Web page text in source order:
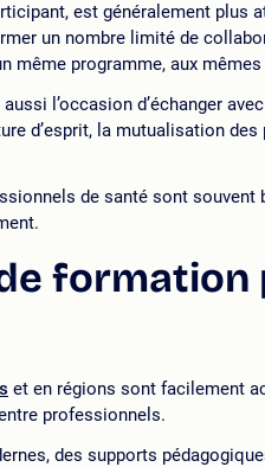
est généralement
un nombre limité de
même programme, aux mêmes
l’occasion d’échanger
d’esprit, la mutualisation
de santé sont
et en régions sont facilement
professionnels.
des supports